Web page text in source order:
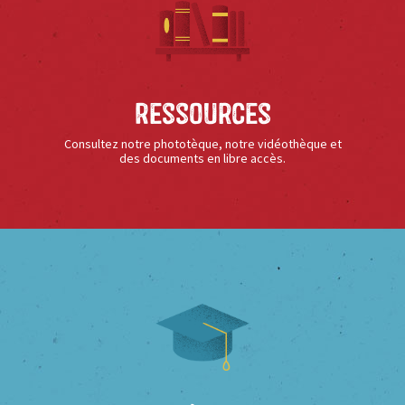
Ressources
Consultez notre phototèque, notre vidéothèque et
des documents en libre accès.